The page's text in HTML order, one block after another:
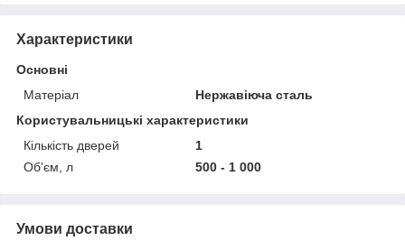
Характеристики
Основні
Матеріал
Нержавіюча сталь
Користувальницькі характеристики
Кількість дверей
1
Об'єм, л
500 - 1 000
Умови доставки